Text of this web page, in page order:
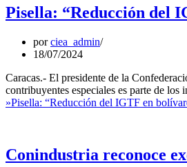
Pisella: “Reducción del
porciea_admin
18/07/2024
Caracas.- El presidente de la
contribuyentes especiales es parte de
»Pisella: “Reducción del IGTF en
Conindustria reconoce